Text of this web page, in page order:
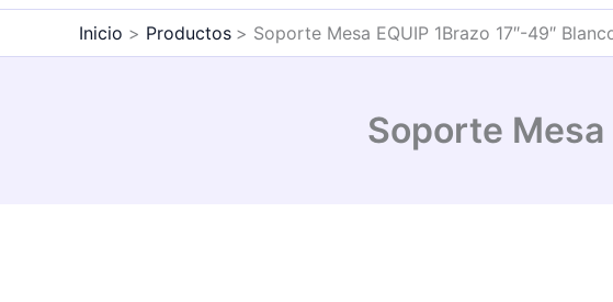
Inicio Productos Soporte Mesa EQUIP 1Brazo 17″-49″
Soporte Mesa